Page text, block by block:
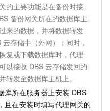
的主要功能是在备份时接
备份网关所在的数据库主
来的数据，并将数据转发
云存储中（外网）；同时，
复或下载数据库时，代理
以接收 DBS 云存储发回的
转发至数据库主机上。
库所在服务器上安装 DBS
且在安装时填写代理网关的